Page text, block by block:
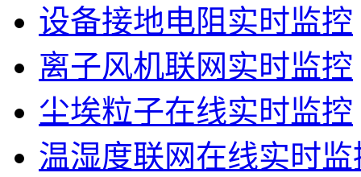
设备接地电阻实时监控
离子风机联网实时监控
尘埃粒子在线实时监控
温湿度联网在线实时监